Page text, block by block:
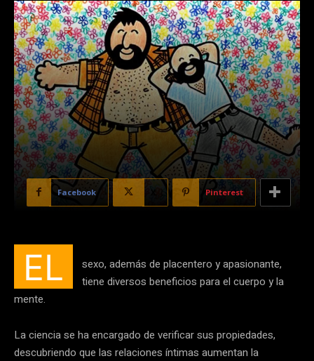
Facebook Pinterest
EL
sexo, además de placentero y apasionante,
tiene diversos beneficios para el cuerpo y la
mente.
La ciencia se ha encargado de verificar sus propiedades,
descubriendo que las relaciones íntimas aumentan la